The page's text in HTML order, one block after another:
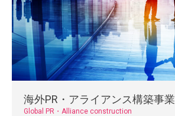
海外PR・アライアンス構築事業
Global PR・Alliance construction